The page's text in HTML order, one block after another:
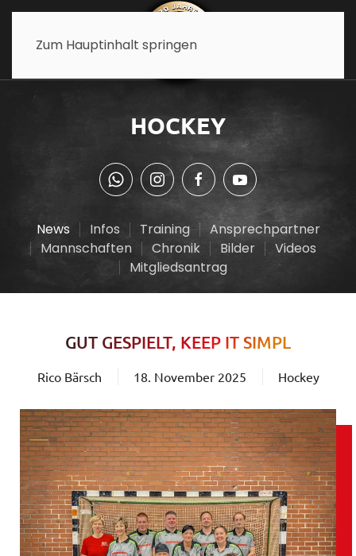
Zum Hauptinhalt springen
HOCKEY
News Infos Training
Ansprechpartner
Mannschaften
Chronik Bilder
Videos
Mitgliedsantrag
GUT GESPIELT, KEEP IT SIMPL
Rico Bärsch 18. November 2025 Hockey